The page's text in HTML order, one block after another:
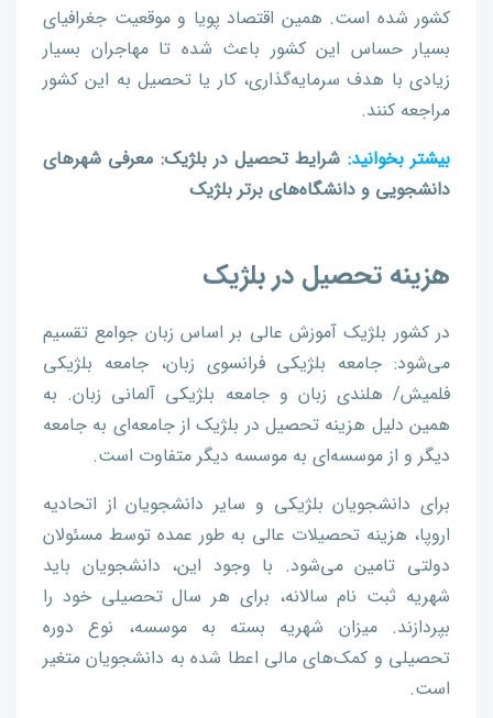
کشور شده است. همین اقتصاد پویا و موقعیت جغرافیای
بسیار حساس این کشور باعث شده تا مهاجران بسیار
زیادی با هدف سرمایه‌گذاری، کار یا تحصیل به این کشور
مراجعه کنند.
بیشتر بخوانید: شرایط تحصیل در بلژیک: معرفی شهرهای
دانشجویی و دانشگاه‌های برتر بلژیک
هزینه تحصیل در بلژیک
در کشور بلژیک آموزش عالی بر اساس زبان جوامع تقسیم
می‌شود: جامعه بلژیکی فرانسوی زبان، جامعه بلژیکی
فلمیش/ هلندی زبان و جامعه بلژیکی آلمانی زبان. به
همین دلیل هزینه تحصیل در بلژیک از جامعه‌ای به جامعه
دیگر و از موسسه‌ای به موسسه دیگر متفاوت است.
برای دانشجویان بلژیکی و سایر دانشجویان از اتحادیه
اروپا، هزینه تحصیلات عالی به طور عمده توسط مسئولان
دولتی تامین می‌شود. با وجود این، دانشجویان باید
شهریه ثبت نام سالانه، برای هر سال تحصیلی خود را
بپردازند. میزان شهریه بسته به موسسه، نوع دوره
تحصیلی و کمک‌های مالی اعطا شده به دانشجویان متغیر
است.